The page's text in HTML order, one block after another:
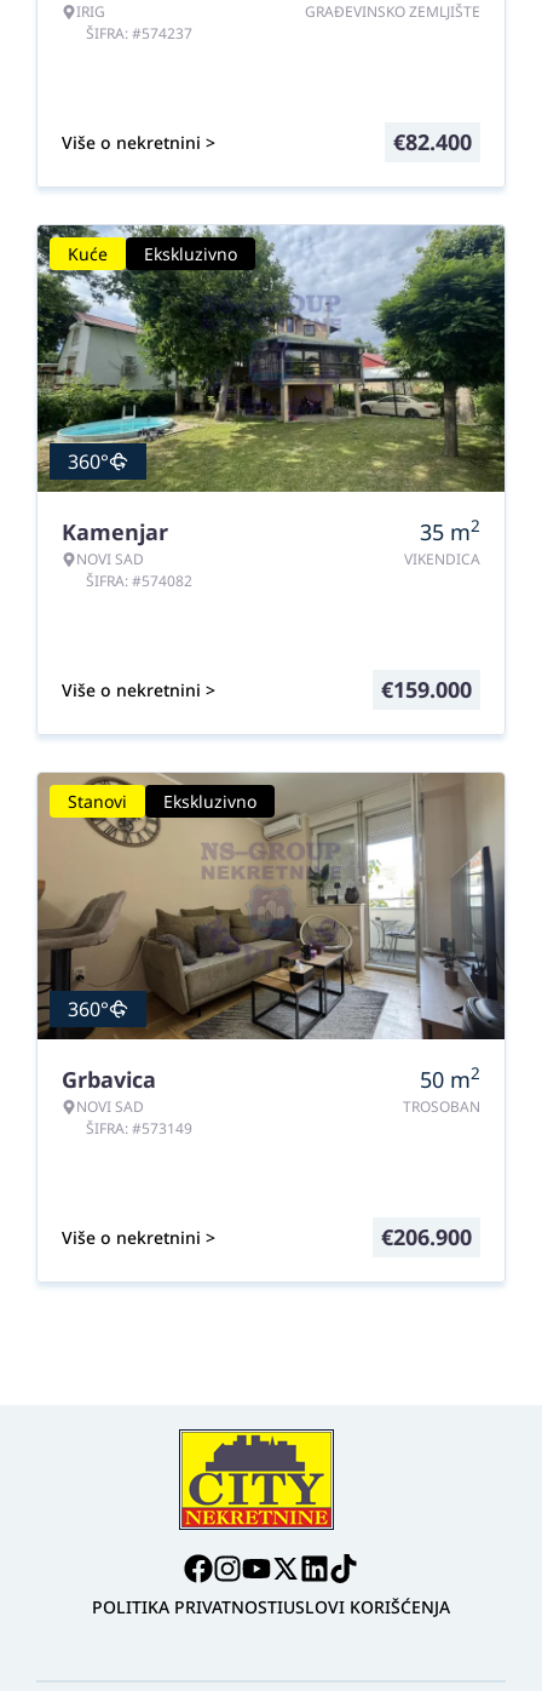
IRIG
ŠIFRA: #574237
GRAĐEVINSKO ZEMLJIŠTE
Više o nekretnini > €82.400
Kuće Ekskluzivno
360°
Kamenjar
NOVI SAD
ŠIFRA: #574082
35 m2
VIKENDICA
Više o nekretnini > €159.000
Stanovi Ekskluzivno
360°
Grbavica
NOVI SAD
ŠIFRA: #573149
50 m2
TROSOBAN
Više o nekretnini > €206.900
POLITIKA PRIVATNOSTIUSLOVI KORIŠĆENJA